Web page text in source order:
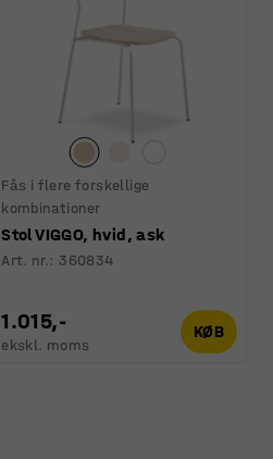
Fås i flere forskellige
kombinationer
Stol VIGGO, hvid, ask
Art. nr.: 360834
1.015,-
ekskl. moms
KØB